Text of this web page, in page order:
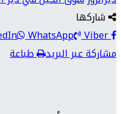
شاركها
WhatsApp Viber
مشاركة عبر البريد
طباعة